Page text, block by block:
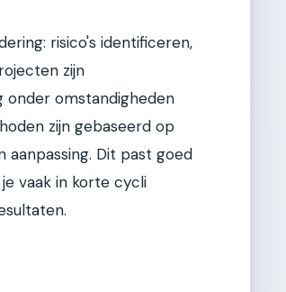
risico's identificeren,
zijn
onder omstandigheden
zijn gebaseerd op
Dit past goed
vaak in korte cycli